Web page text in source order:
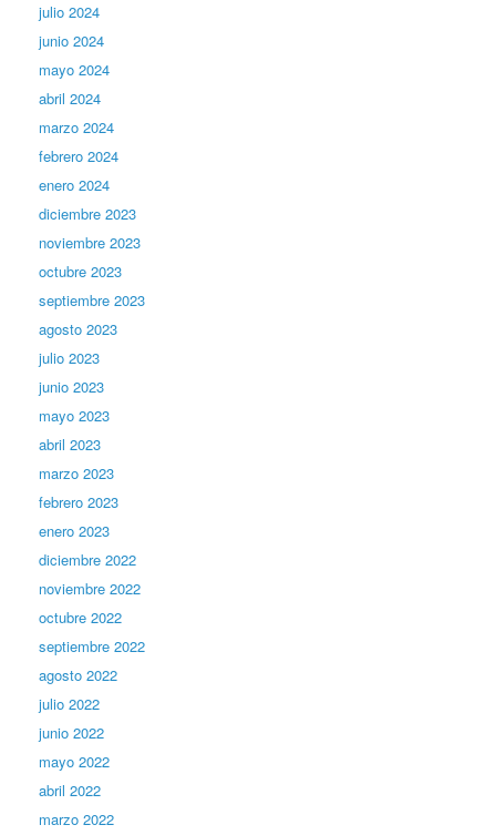
julio 2024
junio 2024
mayo 2024
abril 2024
marzo 2024
febrero 2024
enero 2024
diciembre 2023
noviembre 2023
octubre 2023
septiembre 2023
agosto 2023
julio 2023
junio 2023
mayo 2023
abril 2023
marzo 2023
febrero 2023
enero 2023
diciembre 2022
noviembre 2022
octubre 2022
septiembre 2022
agosto 2022
julio 2022
junio 2022
mayo 2022
abril 2022
marzo 2022